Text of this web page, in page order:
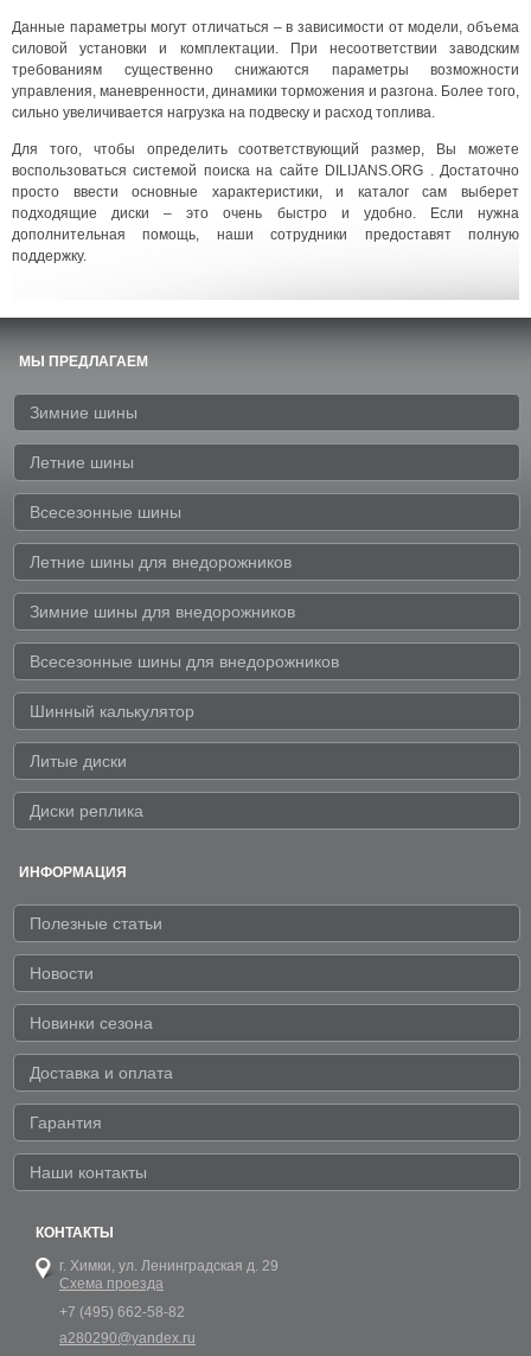
Данные параметры могут отличаться – в зависимости от модели, объема
силовой установки и комплектации. При несоответствии заводским
требованиям существенно снижаются параметры возможности
управления, маневренности, динамики торможения и разгона. Более того,
сильно увеличивается нагрузка на подвеску и расход топлива.
Для того, чтобы определить соответствующий размер, Вы можете
воспользоваться системой поиска на сайте DILIJANS.ORG . Достаточно
просто ввести основные характеристики, и каталог сам выберет
подходящие диски – это очень быстро и удобно. Если нужна
дополнительная помощь, наши сотрудники предоставят полную
поддержку.
МЫ ПРЕДЛАГАЕМ
Зимние шины
Летние шины
Всесезонные шины
Летние шины для внедорожников
Зимние шины для внедорожников
Всесезонные шины для внедорожников
Шинный калькулятор
Литые диски
Диски реплика
ИНФОРМАЦИЯ
Полезные статьи
Новости
Новинки сезона
Доставка и оплата
Гарантия
Наши контакты
КОНТАКТЫ
г. Химки, ул. Ленинградская д. 29
Схема проезда
+7 (495) 662-58-82
a280290@yandex.ru